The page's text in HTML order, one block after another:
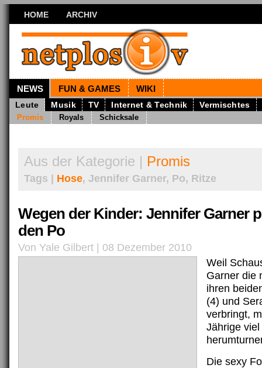
HOME ARCHIV
NEWS FUN & GAMES WIKI
Leute Musik TV Internet & Technik Vermischtes
Promis Royals Schicksale
Aus der Kategorie | Promis
Tags | Hose, Jennifer Garner, Po, Ritze
Wegen der Kinder: Jennifer Garner
den Po
Von Yale Gilbert | 08 Dezember 2010
Weil
Garner die
ihren
(4) und
verbringt,
Jährige
Die sexy